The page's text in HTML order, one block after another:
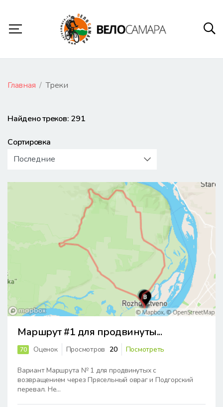
Главная Треки
Найдено треков: 291
Сортировка
Маршрут #1 для продвинуты...
70 Оценок Просмотров 20 Посмотреть
Вариант Маршрута № 1 для продвинутых с
возвращением через Прясельный овраг и Подгорский
перевал. Не...